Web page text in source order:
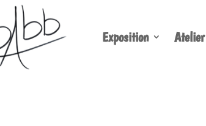
Exposition Atelier